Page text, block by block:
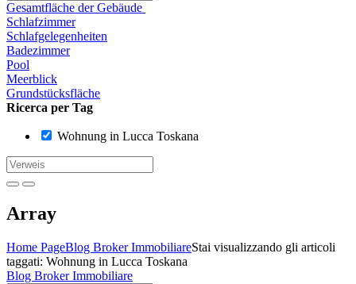
Gesamtfläche der Gebäude
Schlafzimmer
Schlafgelegenheiten
Badezimmer
Pool
Meerblick
Grundstücksfläche
Ricerca per Tag
Wohnung in Lucca Toskana
Array
Home PageBlog Broker ImmobiliareStai visualizzando gli articoli
taggati: Wohnung in Lucca Toskana
Blog Broker Immobiliare